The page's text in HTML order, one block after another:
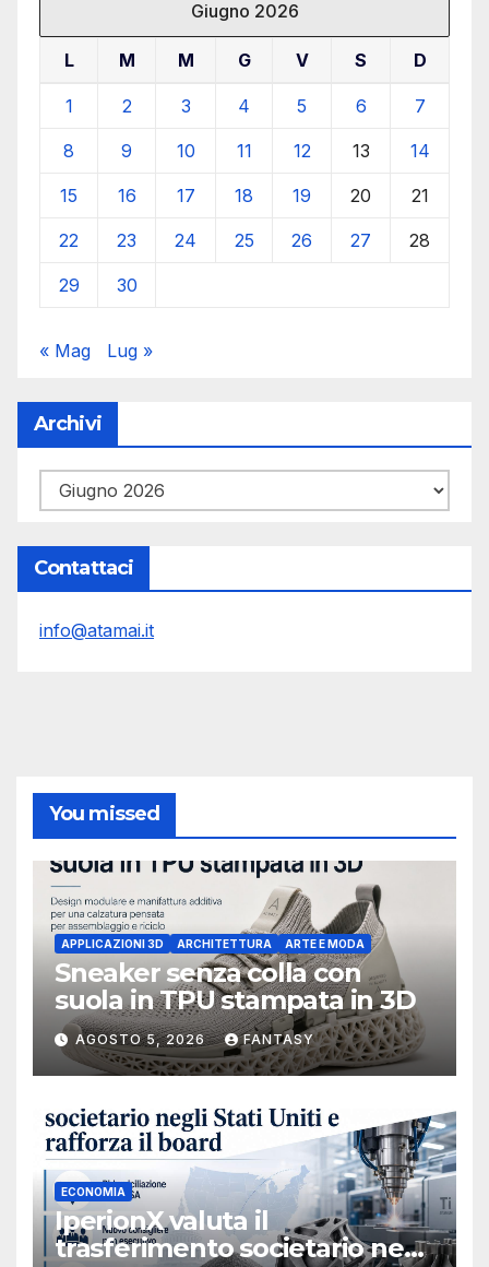
Giugno 2026
L M M G V S D
1 2 3 4 5 6 7
8 9 10 11 12 13 14
15 16 17 18 19 20 21
22 23 24 25 26 27 28
29 30
« Mag Lug »
Archivi
Archivi
Contattaci
info@atamai.it
You missed
APPLICAZIONI 3D ARCHITETTURA ARTE E MODA
Sneaker senza colla con
suola in TPU stampata in 3D
AGOSTO 5, 2026 FANTASY
ECONOMIA
IperionX valuta il
trasferimento societario negli